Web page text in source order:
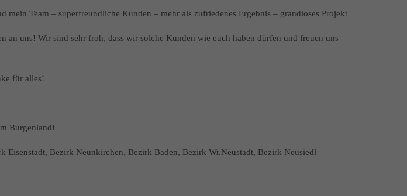
mein Team – superfreundliche Kunden – mehr als zufriedenes Ergebnis – grandioses Projekt
an uns! Wir sind sehr froh, dass wir solche Kunden wie euch haben dürfen und freuen uns
für alles!
Burgenland!
Eisenstadt, Bezirk Neunkirchen, Bezirk Baden, Bezirk Wr.Neustadt, Bezirk Neusiedl